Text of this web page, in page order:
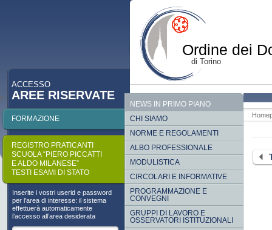
Ordine dei
di Torino
p
NEWS IN PRIMO PIANO
CHI SIAMO
NORME E REGOLAMENTI
ALBO PROFESSIONALE
MODULISTICA
CIRCOLARI E INFORMATIVE
PROGRAMMAZIONE E
CONVEGNI
GRUPPI DI LAVORO E
OSSERVATORI ISTITUZIONALI
ACCESSO
AREE RISERVATE
FORMAZIONE
REGISTRO PRATICANTI
SCUOLA “PIERO PICCATTI
E ALDO MILANESE”
TESTI ESAMI DI STATO
Inserite i vostri userid e password
per l’area di interesse: il sistema
effettuerà automaticamente
l’accesso all’area desiderata